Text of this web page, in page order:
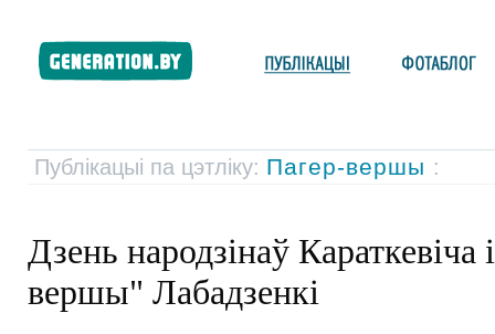
Публікацыі па цэтліку: Пагер-вершы :
Дзень народзінаў Караткевіча
вершы" Лабадзенкі